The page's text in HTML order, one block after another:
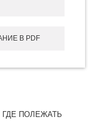
В PDF
ГДЕ ПОЛЕЖАТЬ